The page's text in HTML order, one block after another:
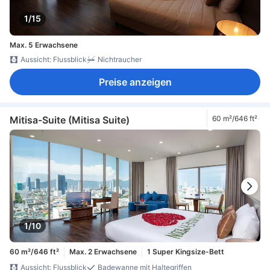
1/15
Max. 5 Erwachsene
Aussicht: Flussblick
Nichtraucher
Preise anzeigen
Mitisa-Suite (Mitisa Suite) 60 m²/646 ft²
1/10
60 m²/646 ft² Max. 2 Erwachsene
1 Super Kingsize-Bett
Aussicht: Flussblick
Badewanne mit Haltegriffen